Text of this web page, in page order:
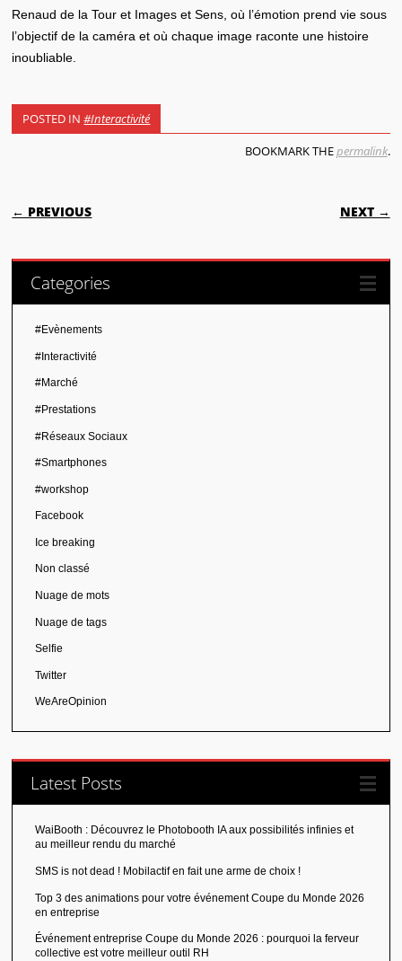
Renaud de la Tour et Images et Sens, où l’émotion prend vie sous
l’objectif de la caméra et où chaque image raconte une histoire
inoubliable.
POSTED IN#Interactivité
BOOKMARK THEpermalink.
POST NAVIGATION
← PREVIOUS NEXT →
Categories
#Evènements
#Interactivité
#Marché
#Prestations
#Réseaux Sociaux
#Smartphones
#workshop
Facebook
Ice breaking
Non classé
Nuage de mots
Nuage de tags
Selfie
Twitter
WeAreOpinion
Latest Posts
WaiBooth : Découvrez le Photobooth IA aux possibilités infinies et
au meilleur rendu du marché
SMS is not dead ! Mobilactif en fait une arme de choix !
Top 3 des animations pour votre événement Coupe du Monde 2026
en entreprise
Événement entreprise Coupe du Monde 2026 : pourquoi la ferveur
collective est votre meilleur outil RH